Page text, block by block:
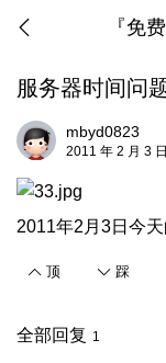
服务器时间问
mbyd0823
2011 年 2 月 3
2011年2月3日今天
顶 踩
全部回复 1